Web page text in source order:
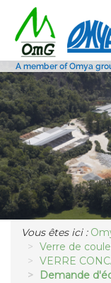
Vous êtes ici :
Verre de
VERRE
Demande